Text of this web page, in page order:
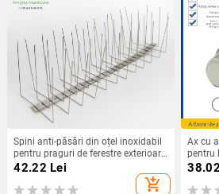
Spini anti-păsări din oțel inoxidabil
pentru praguri de ferestre exterioare
— Model 50, lungimi și materiale
42.22 Lei
add_shopping_cart
Ax cu
pentru
38.02